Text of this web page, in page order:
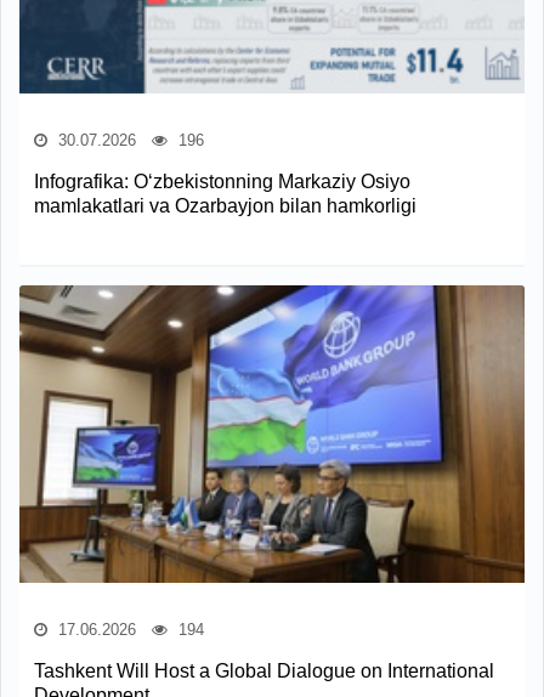
30.07.2026 196
Infografika: O‘zbekistonning Markaziy Osiyo
mamlakatlari va Ozarbayjon bilan hamkorligi
17.06.2026 194
Tashkent Will Host a Global Dialogue on International